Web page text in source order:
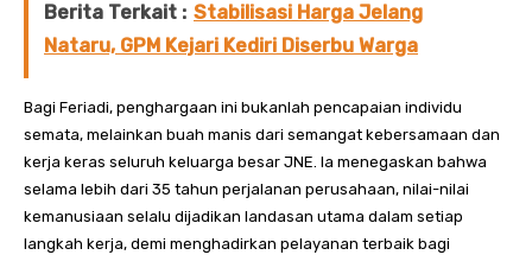
Berita Terkait : Stabilisasi Harga Jelang
Nataru, GPM Kejari Kediri Diserbu Warga
Bagi Feriadi, penghargaan ini bukanlah pencapaian individu
semata, melainkan buah manis dari semangat kebersamaan dan
kerja keras seluruh keluarga besar JNE. Ia menegaskan bahwa
selama lebih dari 35 tahun perjalanan perusahaan, nilai-nilai
kemanusiaan selalu dijadikan landasan utama dalam setiap
langkah kerja, demi menghadirkan pelayanan terbaik bagi